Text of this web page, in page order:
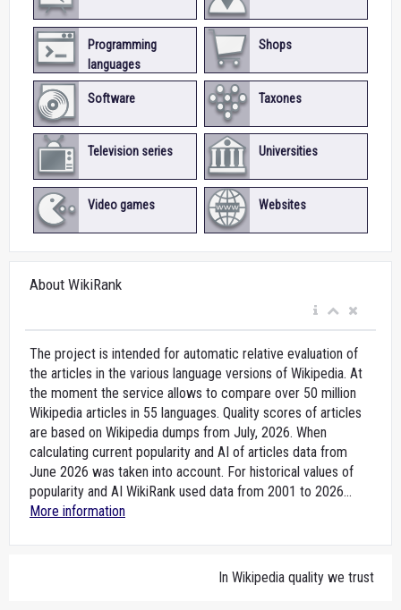
Programming
languages
Shops
Software Taxones
Television series Universities
Video games Websites
About WikiRank
The project is intended for automatic relative evaluation of
the articles in the various language versions of Wikipedia. At
the moment the service allows to compare over 50 million
Wikipedia articles in 55 languages. Quality scores of articles
are based on Wikipedia dumps from July, 2026. When
calculating current popularity and AI of articles data from
June 2026 was taken into account. For historical values of
popularity and AI WikiRank used data from 2001 to 2026...
More information
In Wikipedia quality we trust